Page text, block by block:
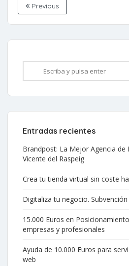
Previous
Entradas recientes
Brandpost: La Mejor Agencia de
Vicente del Raspeig
Crea tu tienda virtual sin coste
Digitaliza tu negocio.
15.000 Euros en
empresas y profesionales
Ayuda de 10.000 Euros para
web